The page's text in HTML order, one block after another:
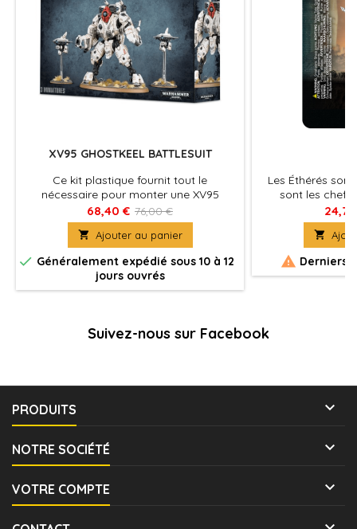
XV95 GHOSTKEEL BATTLESUIT
Ce kit plastique fournit tout le
nécessaire pour monter une XV95
Ghostkeel Battlesuit. Cette figurines
offre un éventail immense d'options
d'assemblage et de posture
68,40 € 76,00 €
 Ajouter au panier
 Généralement expédié sous 10 à 12
jours ouvrés
Les Éthérés
sont les chefs
personnalisant
du

 Derniers
Suivez-nous sur Facebook
PRODUITS 
NOTRE SOCIÉTÉ 
VOTRE COMPTE 